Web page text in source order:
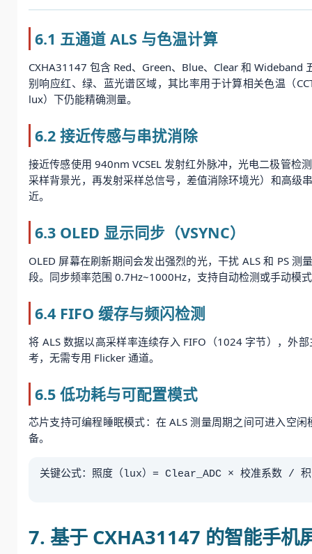
6.1 五通道 ALS 与色温计算
CXHA31147 包含 Red、Green、Blue、Clear 和 Wideband
别响应红、绿、蓝光谱区域，其比率用于计算相关色温（
lux）下仍能精确测量。
6.2 接近传感与串扰消除
接近传感使用 940nm VCSEL 发射红外脉冲，光电二极管
采样背景光，再发射采样总信号，差值消除环境光）和高级
近。
6.3 OLED 显示同步（VSYNC）
OLED 屏幕在刷新期间会发出强烈的光，干扰 ALS 和 PS
段。同步频率范围 0.7Hz~1000Hz，支持自动检测或手动模
6.4 FIFO 缓存与频闪检测
将 ALS 数据以高采样率连续存入 FIFO（1024 字节），外
考，无需专用 Flicker 通道。
6.5 低功耗与可配置模式
芯片支持可编程睡眠模式：在 ALS 测量周期之间可进入空
备。
关键公式：照度（lux）= Clear_ADC × 校准系数 /
7. 基于 CXHA31147 的智能手机